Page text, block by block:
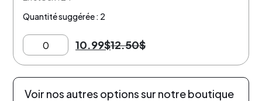
Quantité suggérée : 2
10.99$12.50$
Voir nos autres options sur notre boutique